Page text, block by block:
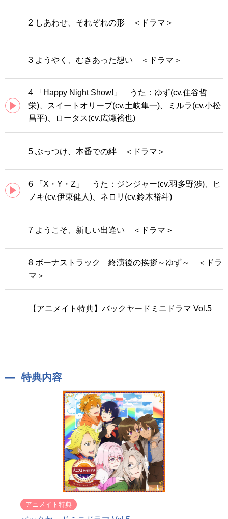
2 しあわせ、それぞれの形 ＜ドラマ＞
3 ようやく、むきあった想い ＜ドラマ＞
4 「Happy Night Show!」 うた：ゆず(cv.住谷哲
栄)、スイートオリーブ(cv.土岐隼一)、ミルラ(cv.小松
昌平)、ロータス(cv.広瀬裕也)
5 ぶっつけ、本番での絆 ＜ドラマ＞
6 「X・Y・Z」 うた：ジンジャー(cv.羽多野渉)、ヒ
ノキ(cv.伊東健人)、ネロリ(cv.鈴木裕斗)
7 ようこそ、新しい出逢い ＜ドラマ＞
8 ボーナストラック 終演後の挨拶～ゆず～ ＜ドラ
マ＞
【アニメイト特典】バックヤードミニドラマ Vol.5
特典内容
アニメイト特典